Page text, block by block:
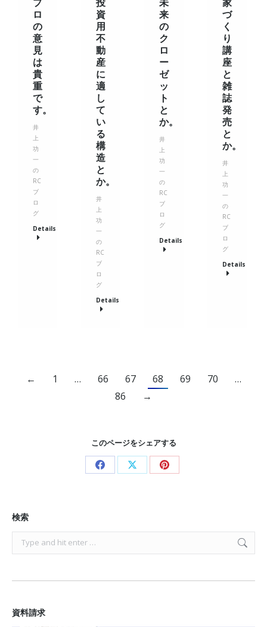
ロ
の
意
見
は
貴
重
で
す。
井
上
功
一
の
RC
ブ
ロ
グ
Details
資
用
不
動
産
に
適
し
て
い
る
構
造
と
か。
井
上
功
一
の
RC
ブ
ロ
グ
Details
来
の
ク
ロ
ー
ゼ
ッ
ト
と
か。
井
上
功
一
の
RC
ブ
ロ
グ
Details
づ
く
り
講
座
と
雑
誌
発
売
と
か。
井
上
功
一
の
RC
ブ
ロ
グ
Details
← 1 … 66 67 68 69 70
…
86
→
このページをシェアする
Share Share Share
検索
Search:
資料請求